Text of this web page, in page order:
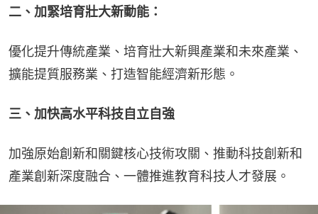
二、加緊培育壯大新動能：
優化提升傳統產業、培育壯大新興產業和未來產業、
擴能提質服務業、打造智能經濟新形態。
三、加快高水平科技自立自強
加強原始創新和關鍵核心技術攻關、推動科技創新和
產業創新深度融合、一體推進教育科技人才發展。